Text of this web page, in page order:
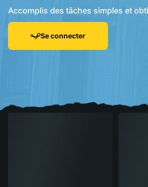
Accomplis des tâches simples et
Se connecter